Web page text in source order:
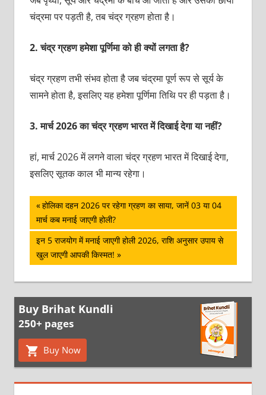
चंद्रमा पर पड़ती है, तब चंद्र ग्रहण होता है।
2.चंद्र ग्रहण हमेशा पूर्णिमा को ही क्यों लगता है?
चंद्र ग्रहण तभी संभव होता है जब चंद्रमा पूर्ण रूप से सूर्य के
सामने होता है, इसलिए यह हमेशा पूर्णिमा तिथि पर ही पड़ता है।
3.मार्च 2026 का चंद्र ग्रहण भारत में दिखाई देगा या नहीं?
हां, मार्च 2026 में लगने वाला चंद्र ग्रहण भारत में दिखाई देगा,
इसलिए सूतक काल भी मान्य रहेगा।
पोस्ट
नेविगेशन
Previous
Post:
होलिका दहन 2026 पर रहेगा ग्रहण का साया, जानें 03 या 04
मार्च कब मनाई जाएगी होली?
Next
Post:
इन 5 राजयोग में मनाई जाएगी होली 2026, राशि अनुसार उपाय से
खुल जाएगी आपकी किस्मत!
Buy Brihat Kundli
250+ pages
Buy Now